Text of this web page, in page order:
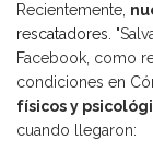
Recientemente,
rescatadores.
Facebook, como
condiciones en
físicos y
cuando llegaron: